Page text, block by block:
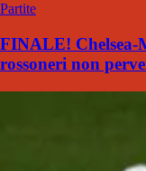
Partite
FINALE! Chelsea-
rossoneri non